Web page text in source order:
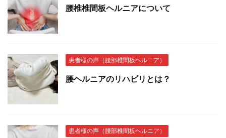
腰椎椎間板ヘルニアについて
患者様の声（腰部椎間板ヘルニア）
腰ヘルニアのリハビリとは？
患者様の声（腰部椎間板ヘルニア）